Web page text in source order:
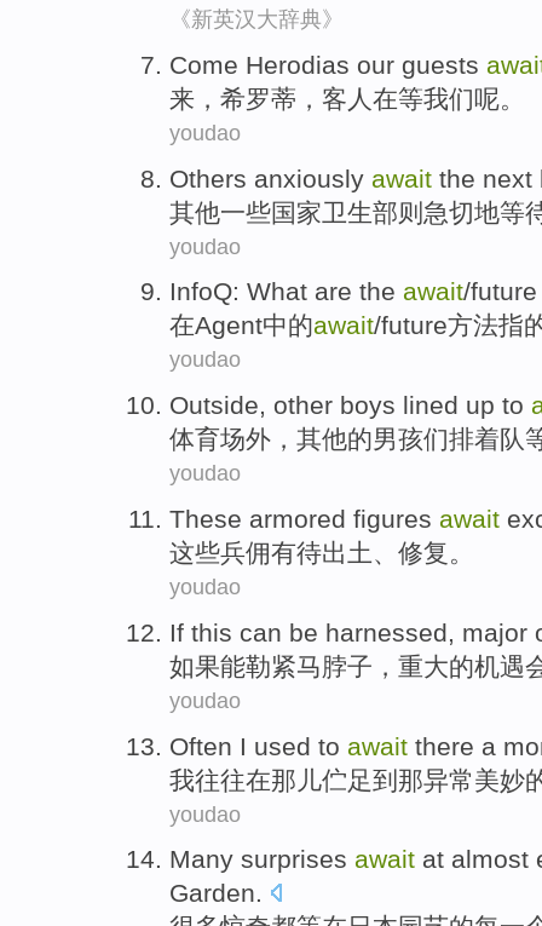
《新英汉大辞典》
Come Herodias our guests
来 ， 希罗蒂， 客人 在等我们呢。
youdao
Others anxiously await the next
其他一些国家卫生部则 急切地等
youdao
InfoQ: What are the await/future
在Agent中的await/future方法指
youdao
Outside, other boys lined up to
体育场外， 其他的男孩们排着队
youdao
These armored figures await
这些兵佣有待出土、 修复。
youdao
If this can be harnessed, major
如果能勒紧马脖子 ， 重大的机遇
youdao
Often I used to await there a
我往往在那儿伫足到 那异常美妙
youdao
Many surprises await at almost
Garden.